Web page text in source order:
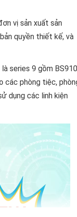
vị sản xuất sản
quyền thiết kế, và
series 9 gồm
các phòng tiệc,
dụng các linh kiện